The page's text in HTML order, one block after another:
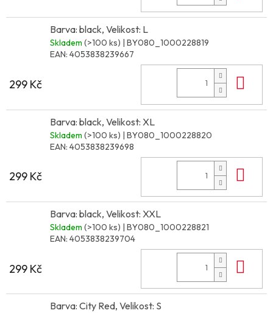
Barva: black, Velikost: L
Skladem (>100 ks) | BY080_1000228819
EAN: 4053838239667
299 Kč
Barva: black, Velikost: XL
Skladem (>100 ks) | BY080_1000228820
EAN: 4053838239698
299 Kč
Barva: black, Velikost: XXL
Skladem (>100 ks) | BY080_1000228821
EAN: 4053838239704
299 Kč
Barva: City Red, Velikost: S